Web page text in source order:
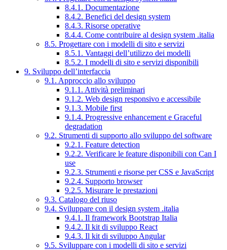
8.4.1. Documentazione
8.4.2. Benefici del design system
8.4.3. Risorse operative
8.4.4. Come contribuire al design system .italia
8.5. Progettare con i modelli di sito e servizi
8.5.1. Vantaggi dell’utilizzo dei modelli
8.5.2. I modelli di sito e servizi disponibili
9. Sviluppo dell’interfaccia
9.1. Approccio allo sviluppo
9.1.1. Attività preliminari
9.1.2. Web design responsivo e accessibile
9.1.3. Mobile first
9.1.4. Progressive enhancement e Graceful
degradation
9.2. Strumenti di supporto allo sviluppo del software
9.2.1. Feature detection
9.2.2. Verificare le feature disponibili con Can I
use
9.2.3. Strumenti e risorse per CSS e JavaScript
9.2.4. Supporto browser
9.2.5. Misurare le prestazioni
9.3. Catalogo del riuso
9.4. Sviluppare con il design system .italia
9.4.1. Il framework Bootstrap Italia
9.4.2. Il kit di sviluppo React
9.4.3. Il kit di sviluppo Angular
9.5. Sviluppare con i modelli di sito e servizi